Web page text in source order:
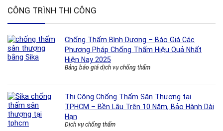
CÔNG TRÌNH THI CÔNG
Chống Thấm Bình Dương – Báo Giá Các
Phương Pháp Chống Thấm Hiệu Quả Nhất
Hiện Nay 2025
Bảng báo giá dịch vụ chống thấm
Thi Công Chống Thấm Sân Thượng tại
TPHCM – Bền Lâu Trên 10 Năm, Bảo Hành Dài
Hạn
Dịch vụ chống thấm